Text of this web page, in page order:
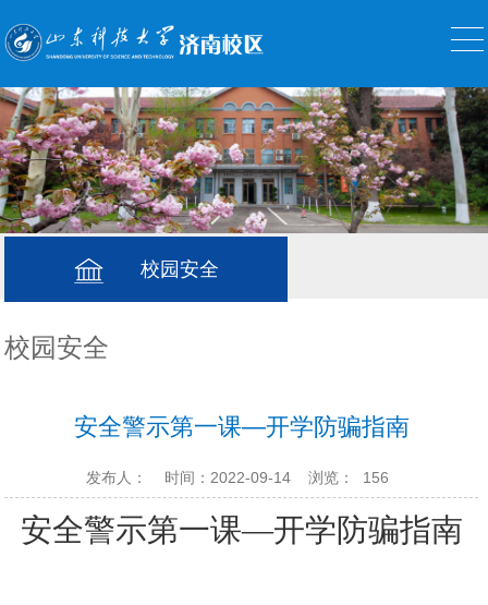
校园安全
校园安全
安全警示第一课—开学防骗指南
发布人： 时间：2022-09-14 浏览： 156
安全警示第一课—开学防骗指南